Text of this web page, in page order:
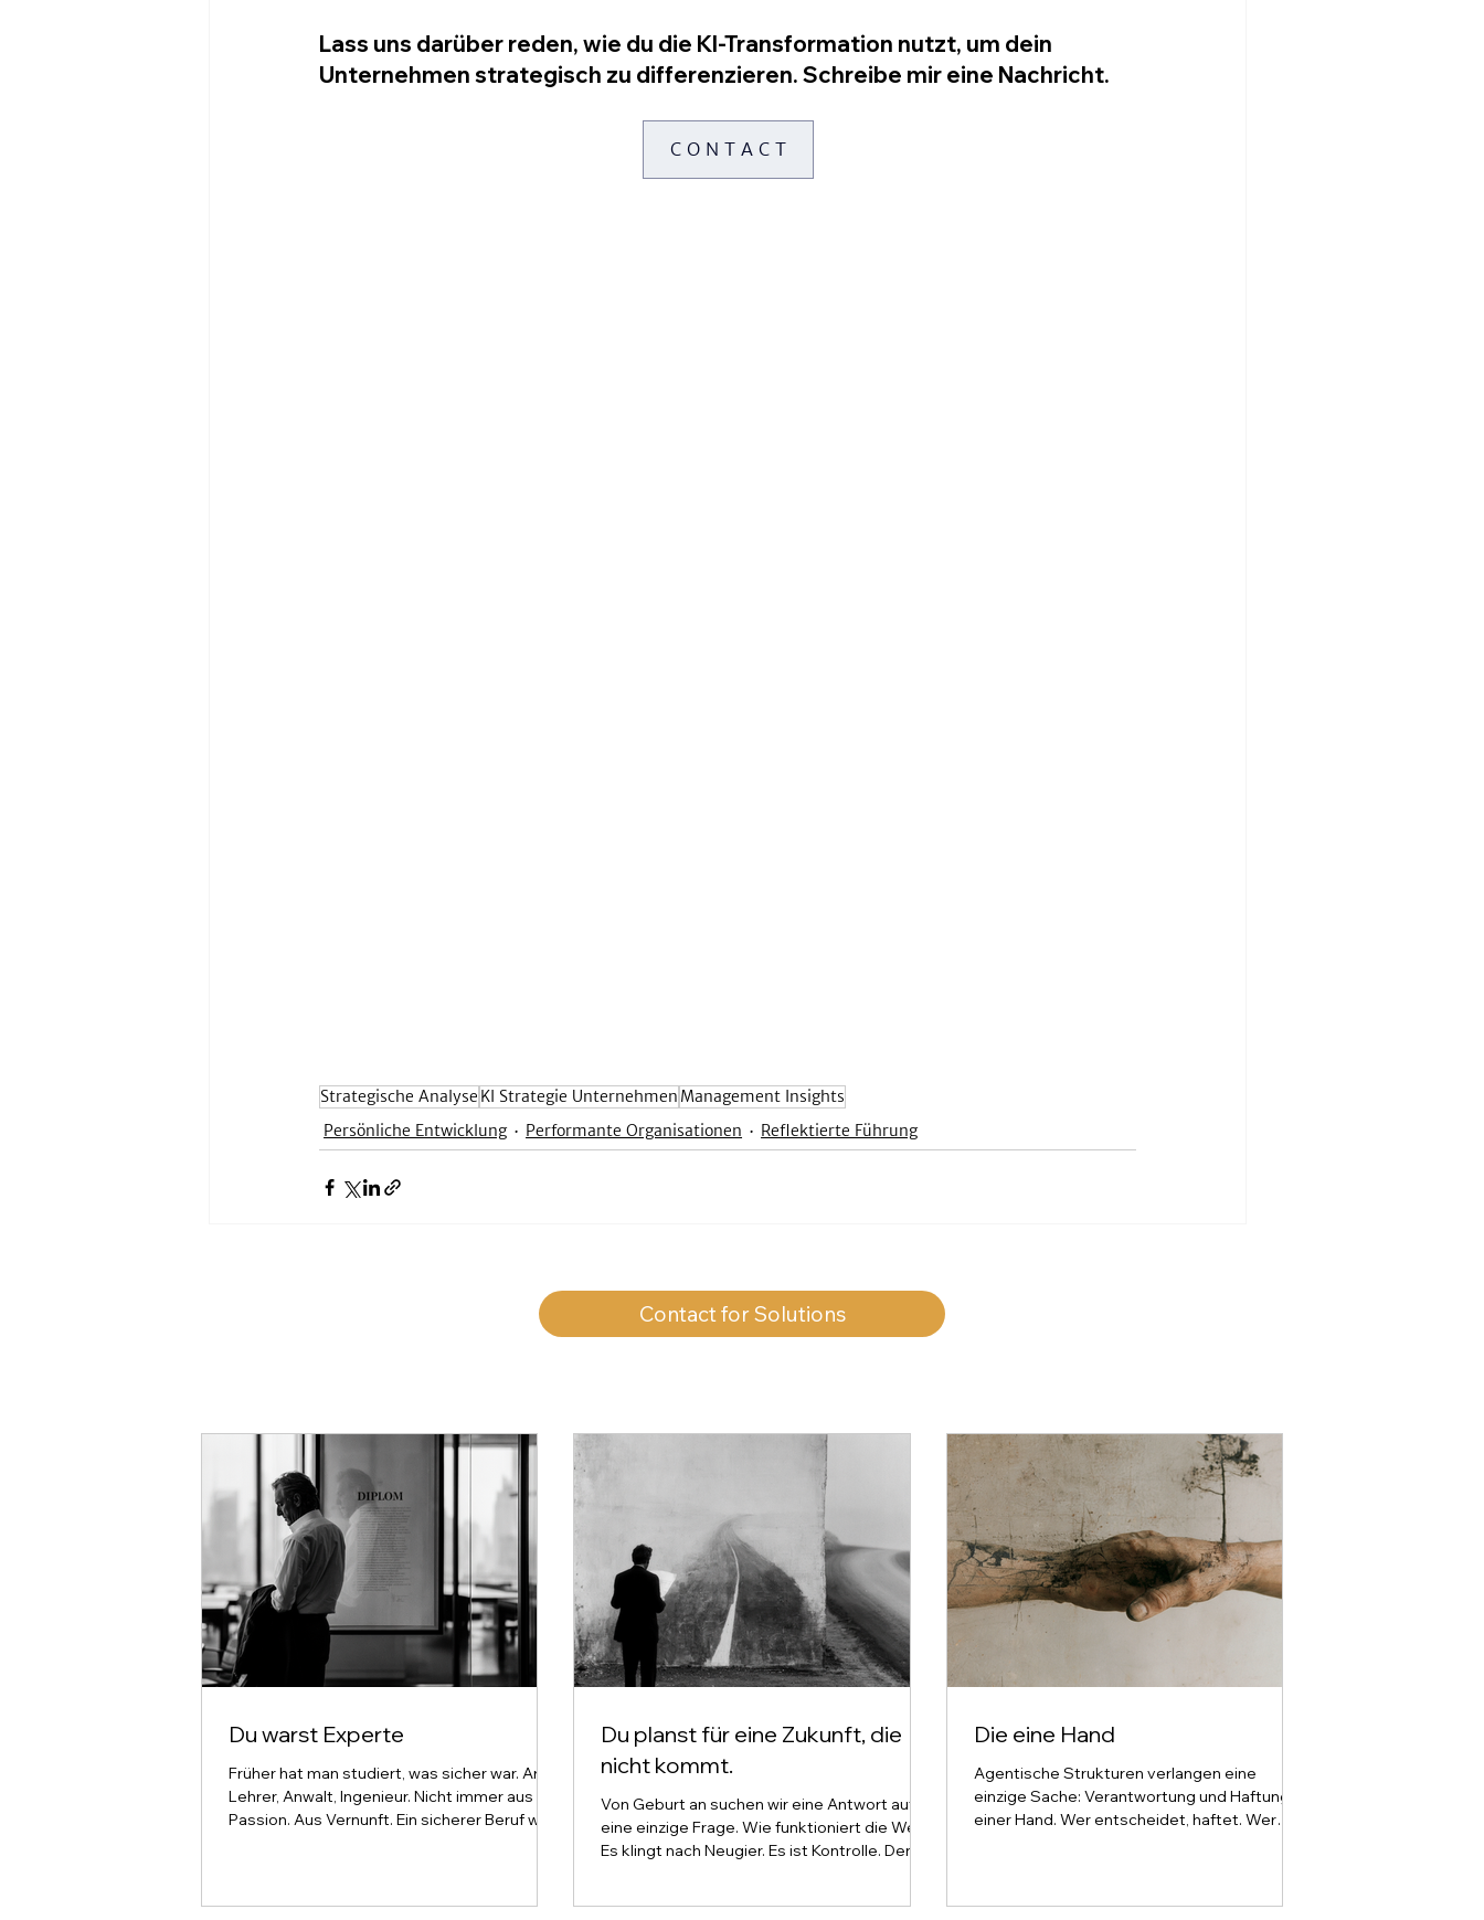
Contact for Solutions
Du warst Experte
Früher hat man studiert, was sicher war. Arzt,
Lehrer, Anwalt, Ingenieur. Nicht immer aus
Passion. Aus Vernunft. Ein sicherer Beruf war
eine ganze Generation stellt die alte Frage
Du planst für eine Zukunft, die
nicht kommt.
Von Geburt an suchen wir eine Antwort auf
eine einzige Frage. Wie funktioniert die Welt?
Es klingt nach Neugier. Es ist Kontrolle. Denn
Die eine Hand
Agentische Strukturen verlangen eine
einzige Sache: Verantwortung und Haftung in
einer Hand. Wer entscheidet, haftet. Wer
Es ist das genaue Gegenteil dessen, worauf
Lass uns darüber reden, wie du die KI-Transformation nutzt, um dein
Unternehmen strategisch zu differenzieren. Schreibe mir eine Nachricht.
C O N T A C T
Strategische Analyse KI Strategie Unternehmen Management Insights
Persönliche Entwicklung
Performante Organisationen Reflektierte Führung